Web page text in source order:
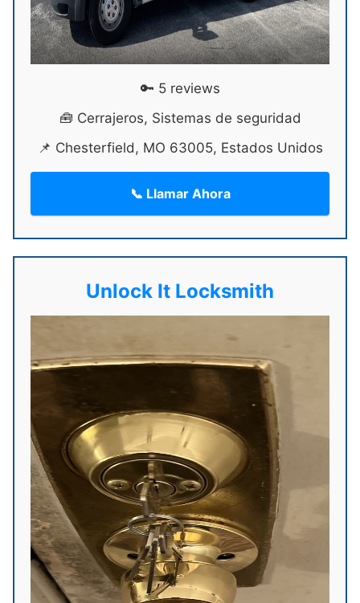
🔑 5 reviews
🧰 Cerrajeros, Sistemas de seguridad
📌 Chesterfield, MO 63005, Estados Unidos
📞 Llamar Ahora
Unlock It Locksmith